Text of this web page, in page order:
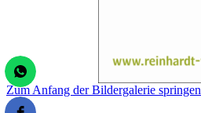
Zum Anfang der Bildergalerie springen